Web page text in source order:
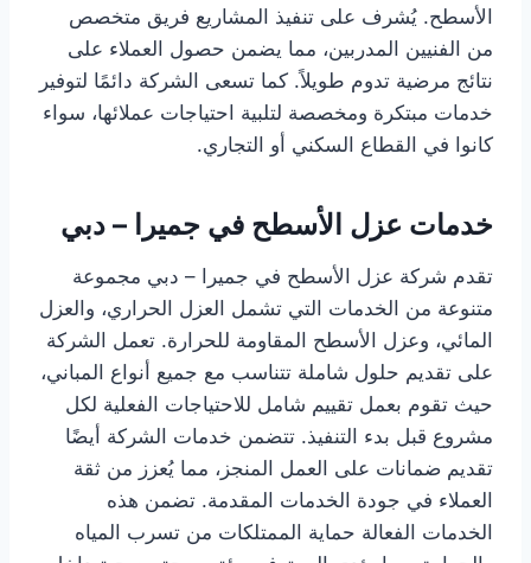
الأسطح. يُشرف على تنفيذ المشاريع فريق متخصص
من الفنيين المدربين، مما يضمن حصول العملاء على
نتائج مرضية تدوم طويلاً. كما تسعى الشركة دائمًا لتوفير
خدمات مبتكرة ومخصصة لتلبية احتياجات عملائها، سواء
كانوا في القطاع السكني أو التجاري.
خدمات عزل الأسطح في جميرا – دبي
تقدم شركة عزل الأسطح في جميرا – دبي مجموعة
متنوعة من الخدمات التي تشمل العزل الحراري، والعزل
المائي، وعزل الأسطح المقاومة للحرارة. تعمل الشركة
على تقديم حلول شاملة تتناسب مع جميع أنواع المباني،
حيث تقوم بعمل تقييم شامل للاحتياجات الفعلية لكل
مشروع قبل بدء التنفيذ. تتضمن خدمات الشركة أيضًا
تقديم ضمانات على العمل المنجز، مما يُعزز من ثقة
العملاء في جودة الخدمات المقدمة. تضمن هذه
الخدمات الفعالة حماية الممتلكات من تسرب المياه